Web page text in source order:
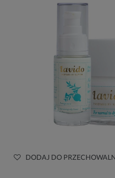
DODAJ DO